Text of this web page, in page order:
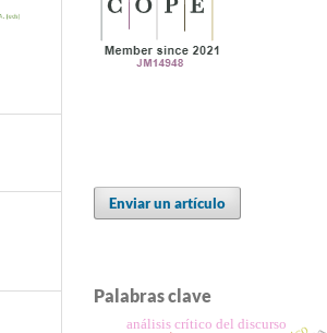
Enviar un artículo
Palabras clave
análisis crítico del discurso